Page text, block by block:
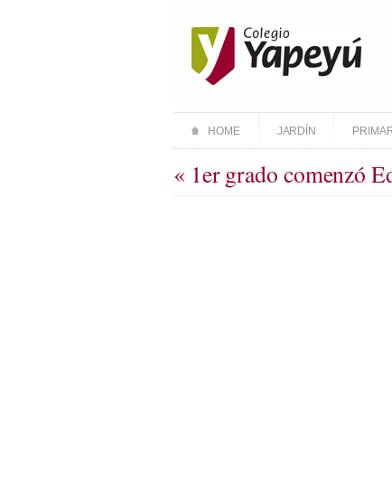
HOME JARDÍN
« 1er grado comenzó